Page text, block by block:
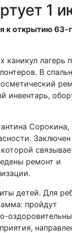
1
к открытию 63-
каникул лагерь
В
инвентарь,
ремонт и
детей. Для
пройдут